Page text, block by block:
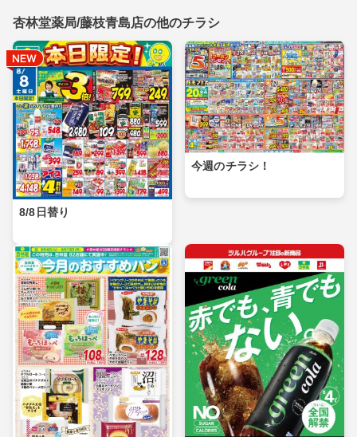
杏林堂薬局/藤枝青島店の他のチラシ
8/8日替り
今週のチラシ！